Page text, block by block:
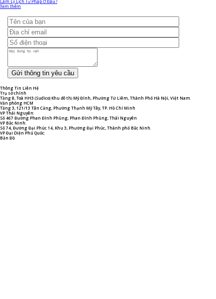
Xem thêm
Thông Tin Liên Hệ
Trụ sở chính
Tầng 8, Toà HH3 (Sudico) Khu đô thị Mỹ Đình, Phường Từ Liêm, Thành Phố Hà Nội, Việt Nam.
Văn phòng HCM
Tầng 3, 121/13 Tân Cảng, Phường Thạnh Mỹ Tây, TP. Hồ Chí Minh
VP Thái Nguyên:
Số 467 Đường Phan Đình Phùng, Phan Đình Phùng, Thái Nguyên
VP Bắc Ninh:
Số 74, Đường Đại Phúc 14, Khu 3, Phường Đại Phúc, Thành phố Bắc Ninh.
VP Đại Diện Phú Quốc:
Bản Đồ